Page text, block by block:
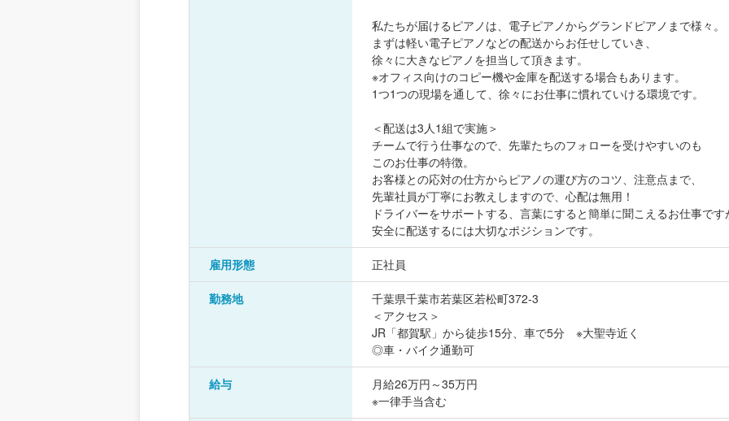
私たちが届けるピアノは、電子ピアノからグランドピアノまで様々。
まずは軽い電子ピアノなどの配送からお任せしていき、
徐々に大きなピアノを担当して頂きます。
※オフィス向けのコピー機や金庫を配送する場合もあります。
1つ1つの現場を通して、徐々にお仕事に慣れていける環境です。
＜配送は3人1組で実施＞
チームで行う仕事なので、先輩たちのフォローを受けやすいのも
このお仕事の特徴。
お客様との応対の仕方からピアノの運び方のコツ、注意点まで、
先輩社員が丁寧にお教えしますので、心配は無用！
ドライバーをサポートする、言葉にすると簡単に聞こえるお仕事です
安全に配送するには大切なポジションです。
雇用形態 正社員
勤務地
千葉県千葉市若葉区若松町372-3
＜アクセス＞
JR「都賀駅」から徒歩15分、車で5分 ※大聖寺近く
◎車・バイク通勤可
給与
月給26万円～35万円
※一律手当含む